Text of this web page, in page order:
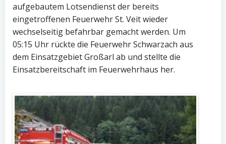
aufgebautem Lotsendienst der bereits
eingetroffenen Feuerwehr St. Veit wieder
wechselseitig befahrbar gemacht werden. Um
05:15 Uhr rückte die Feuerwehr Schwarzach aus
dem Einsatzgebiet Großarl ab und stellte die
Einsatzbereitschaft im Feuerwehrhaus her.